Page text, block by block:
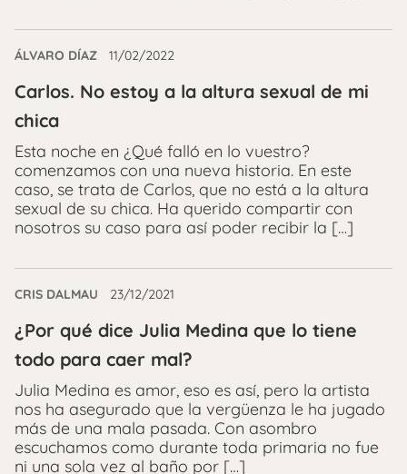
ÁLVARO DÍAZ 11/02/2022
Carlos. No estoy a la altura sexual de mi
chica
Esta noche en ¿Qué falló en lo vuestro?
comenzamos con una nueva historia. En este
caso, se trata de Carlos, que no está a la altura
sexual de su chica. Ha querido compartir con
nosotros su caso para así poder recibir la […]
CRIS DALMAU 23/12/2021
¿Por qué dice Julia Medina que lo tiene
todo para caer mal?
Julia Medina es amor, eso es así, pero la artista
nos ha asegurado que la vergüenza le ha jugado
más de una mala pasada. Con asombro
escuchamos como durante toda primaria no fue
ni una sola vez al baño por […]